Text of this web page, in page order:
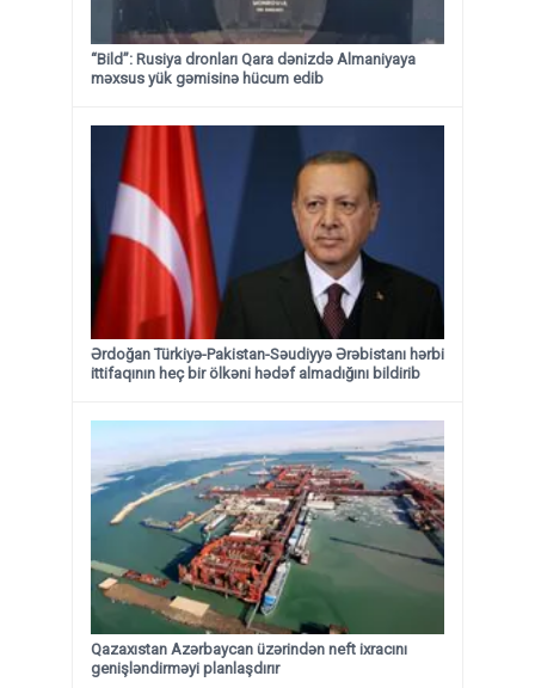
“Bild”: Rusiya dronları Qara dənizdə Almaniyaya
məxsus yük gəmisinə hücum edib
Ərdoğan Türkiyə-Pakistan-Səudiyyə Ərəbistanı hərbi
ittifaqının heç bir ölkəni hədəf almadığını bildirib
Qazaxıstan Azərbaycan üzərindən neft ixracını
genişləndirməyi planlaşdırır